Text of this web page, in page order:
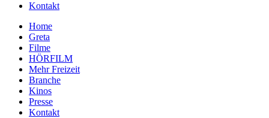
Kontakt
Home
Greta
Filme
HÖRFILM
Mehr Freizeit
Branche
Kinos
Presse
Kontakt